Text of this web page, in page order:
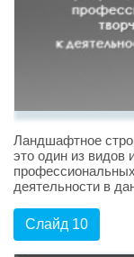
Ландшафтное
это один из видов
деятельности в
Слайд 10